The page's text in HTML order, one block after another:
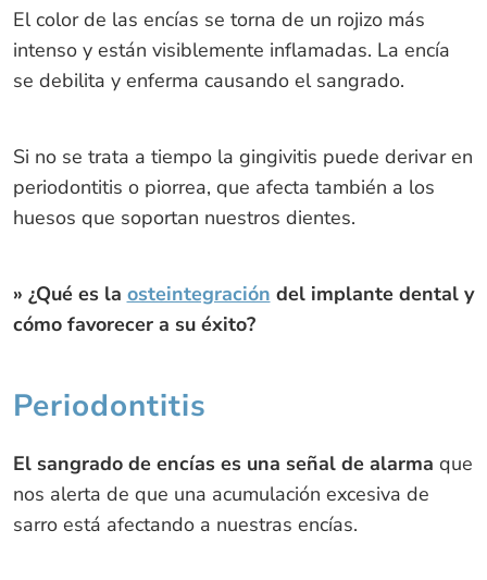
El color de las encías se torna de un rojizo más
intenso y están visiblemente inflamadas. La encía
se debilita y enferma causando el sangrado.
Si no se trata a tiempo la gingivitis puede derivar en
periodontitis o piorrea, que afecta también a los
huesos que soportan nuestros dientes.
» ¿Qué es la osteintegración del implante dental y
cómo favorecer a su éxito?
Periodontitis
El sangrado de encías es una señal de alarma que
nos alerta de que una acumulación excesiva de
sarro está afectando a nuestras encías.